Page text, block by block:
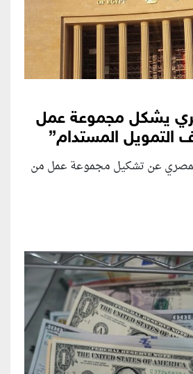
يشكل مجموعة عمل
التمويل المستدام”
المصري عن تشكيل مجموعة عمل من